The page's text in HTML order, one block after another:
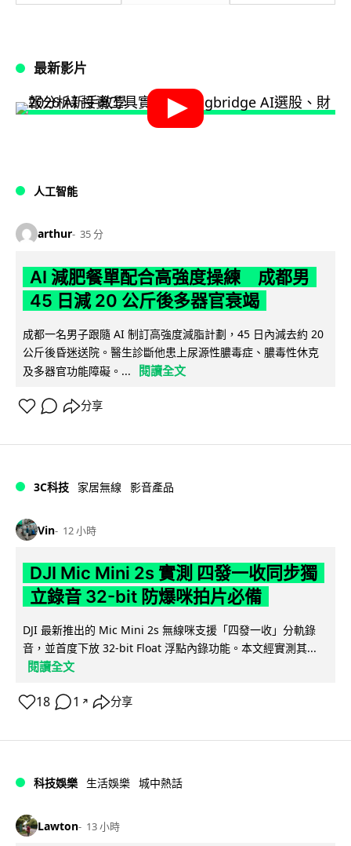
最新影片
人工智能
arthur 35 分
AI 減肥餐單配合高強度操練 成都男
45 日減 20 公斤後多器官衰竭
成都一名男子跟隨 AI 制訂高強度減脂計劃，45 日內減去約 20
公斤後昏迷送院。醫生診斷他患上尿源性膿毒症、膿毒性休克
及多器官功能障礙。...
閱讀全文
分享
3C科技 家居無線 影音產品
Vin 12 小時
DJI Mic Mini 2s 實測 四發一收同步獨
立錄音 32-bit 防爆咪拍片必備
DJI 最新推出的 Mic Mini 2s 無線咪支援「四發一收」分軌錄
音，並首度下放 32-bit Float 浮點內錄功能。本文經實測其...
閱讀全文
18 1 ↗ 分享
科技娛樂 生活娛樂 城中熱話
Lawton 13 小時